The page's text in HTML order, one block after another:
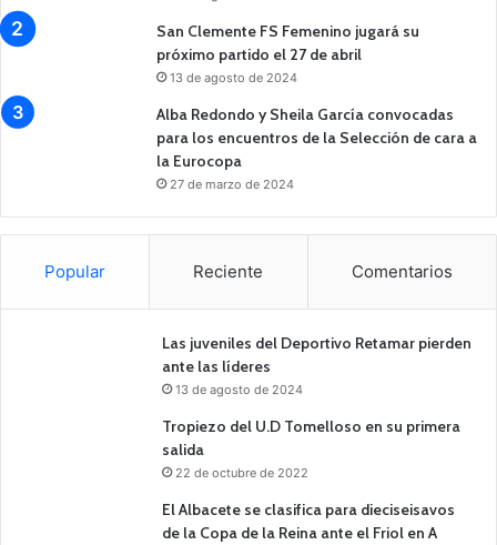
San Clemente FS Femenino jugará su
próximo partido el 27 de abril
13 de agosto de 2024
Alba Redondo y Sheila García convocadas
para los encuentros de la Selección de cara a
la Eurocopa
27 de marzo de 2024
Popular Reciente Comentarios
Las juveniles del Deportivo Retamar pierden
ante las líderes
13 de agosto de 2024
Tropiezo del U.D Tomelloso en su primera
salida
22 de octubre de 2022
El Albacete se clasifica para dieciseisavos
de la Copa de la Reina ante el Friol en A